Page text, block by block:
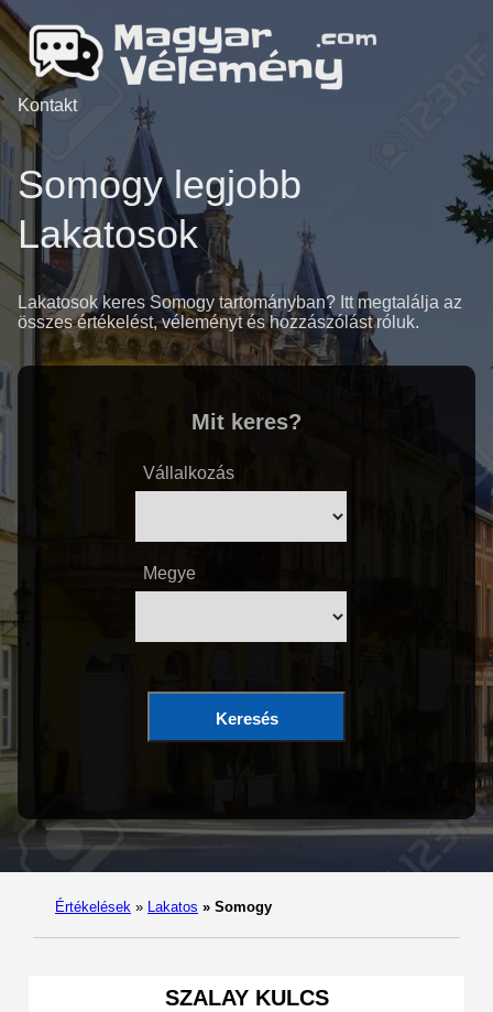
Kontakt
Somogy legjobb
Lakatosok
Lakatosok keres Somogy tartományban? Itt megtalálja az
összes értékelést, véleményt és hozzászólást róluk.
Mit keres?
Vállalkozás
Megye
Keresés
Értékelések » Lakatos » Somogy
SZALAY KULCS